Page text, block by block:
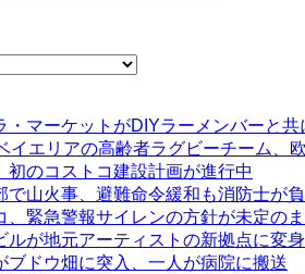
・マーケットがDIYラーメンバーと共
イエリアの高齢者ラグビーチーム、
初のコストコ建設計画が進行中
で山火事、避難命令緩和も消防士が
、緊急警報サイレンの方針が未定の
ルが地元アーティストの新拠点に変身
ブドウ畑に突入、一人が病院に搬送